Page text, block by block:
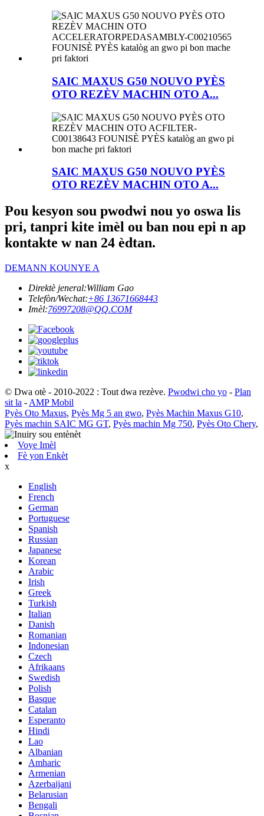
SAIC MAXUS G50 NOUVO PYÈS
OTO REZÈV MACHIN OTO A...
SAIC MAXUS G50 NOUVO PYÈS
OTO REZÈV MACHIN OTO A...
Pou kesyon sou pwodwi nou yo oswa lis
pri, tanpri kite imèl ou ban nou epi n ap
kontakte w nan 24 èdtan.
DEMANN KOUNYE A
Direktè jeneral:William Gao
Telefòn/Wechat:+86 13671668443
Imèl:76997208@QQ.COM
© Dwa otè - 2010-2022 : Tout dwa rezève. Pwodwi cho yo - Plan
sit la - AMP Mobil
Pyès Oto Maxus, Pyès Mg 5 an gwo, Pyès Machin Maxus G10,
Pyès machin SAIC MG GT, Pyès machin Mg 750, Pyès Oto Chery,
Voye Imèl
Fè yon Enkèt
x
English
French
German
Portuguese
Spanish
Russian
Japanese
Korean
Arabic
Irish
Greek
Turkish
Italian
Danish
Romanian
Indonesian
Czech
Afrikaans
Swedish
Polish
Basque
Catalan
Esperanto
Hindi
Lao
Albanian
Amharic
Armenian
Azerbaijani
Belarusian
Bengali